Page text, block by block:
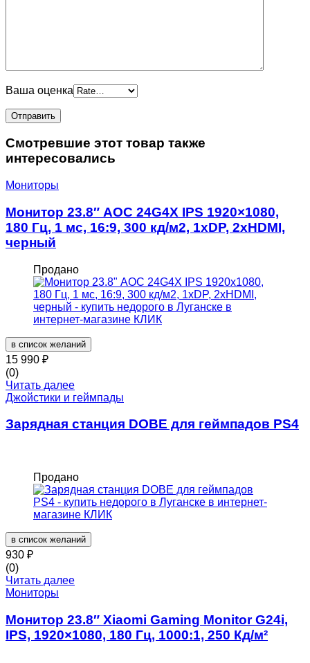
Ваша оценка
Смотревшие этот товар также
интересовались
Мониторы
Монитор 23.8″ AOC 24G4X IPS 1920×1080,
180 Гц, 1 мс, 16:9, 300 кд/м2, 1хDP, 2xHDMI,
черный
Продано
в список желаний
15 990 ₽
(0)
Читать далее
Джойстики и геймпады
Зарядная станция DOBE для геймпадов PS4
Продано
в список желаний
930 ₽
(0)
Читать далее
Мониторы
Монитор 23.8″ Xiaomi Gaming Monitor G24i,
IPS, 1920×1080, 180 Гц, 1000:1, 250 Кд/м²